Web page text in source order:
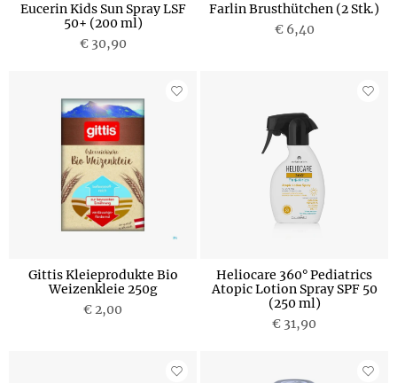
Eucerin Kids Sun Spray LSF
50+ (200 ml)
€ 30,90
Farlin Brusthütchen (2 Stk.)
€ 6,40
Gittis Kleieprodukte Bio
Weizenkleie 250g
€ 2,00
Heliocare 360° Pediatrics
Atopic Lotion Spray SPF 50
(250 ml)
€ 31,90